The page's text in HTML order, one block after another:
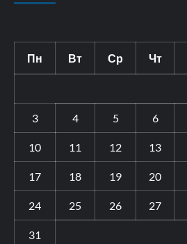
Пн Вт Ср Чт
3 4 5 6
10 11 12 13
17 18 19 20
24 25 26 27
31